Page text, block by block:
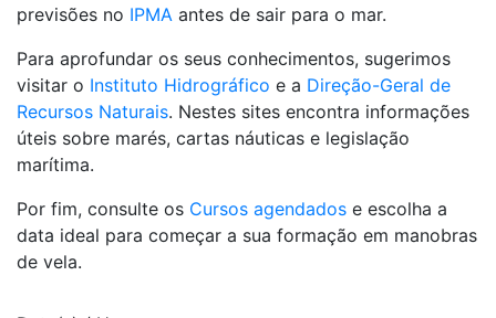
previsões no IPMA antes de sair para o mar.
Para aprofundar os seus conhecimentos, sugerimos
visitar o Instituto Hidrográfico e a Direção-Geral de
Recursos Naturais. Nestes sites encontra informações
úteis sobre marés, cartas náuticas e legislação
marítima.
Por fim, consulte os Cursos agendados e escolha a
data ideal para começar a sua formação em manobras
de vela.